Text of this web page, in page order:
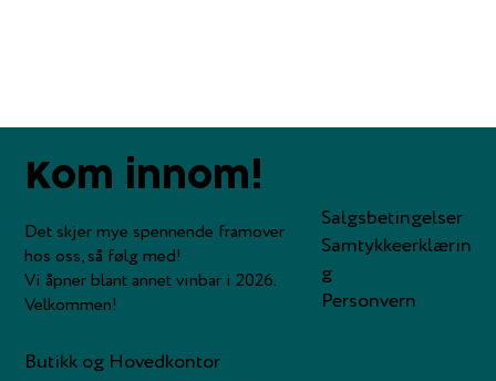
Kom innom!
Det skjer mye spennende framover
hos oss, så følg med!
Vi åpner blant annet vinbar i 2026.
Velkommen!
Butikk og Hovedkontor
Salgsbetingelser
Samtykkeerklærin
g
Personvern